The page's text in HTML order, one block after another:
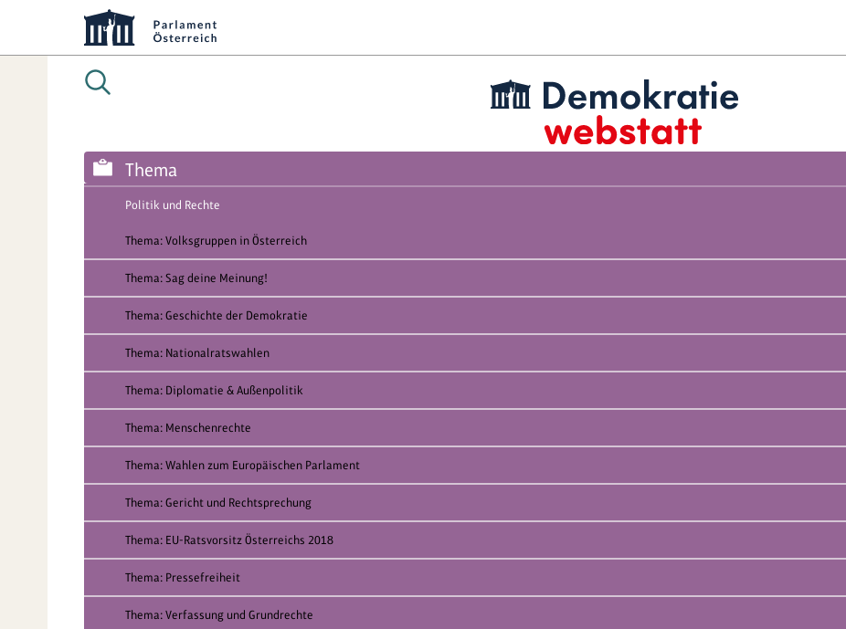
Thema
Politik und Rechte
Thema: Volksgruppen in Österreich
Thema: Sag deine Meinung!
Thema: Geschichte der Demokratie
Thema: Nationalratswahlen
Thema: Diplomatie & Außenpolitik
Thema: Menschenrechte
Thema: Wahlen zum Europäischen Parlament
Thema: Gericht und Rechtsprechung
Thema: EU-Ratsvorsitz Österreichs 2018
Thema: Pressefreiheit
Thema: Verfassung und Grundrechte